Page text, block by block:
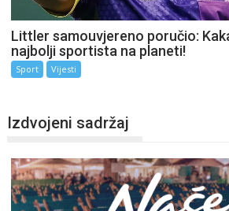
Littler samouvjereno poručio:
najbolji sportista na planeti!
Sport Vijesti
Izdvojeni sadržaj